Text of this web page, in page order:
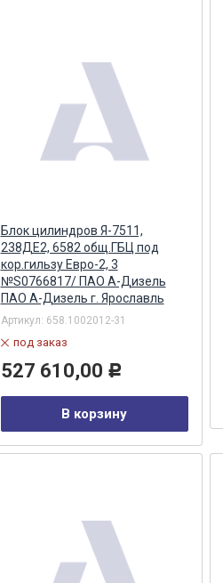
Блок цилиндров Я-7511,
238ДЕ2, 6582 общ.ГБЦ под
кор.гильзу Евро-2, 3
№S0766817/ ПАО А-Дизель
ПАО А-Дизель г. Ярославль
Артикул: 658.1002012-31
под заказ
527 610,00 Р
В корзину